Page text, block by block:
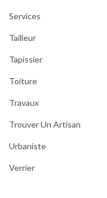
Services
Tailleur
Tapissier
Toiture
Travaux
Trouver Un Artisan
Urbaniste
Verrier